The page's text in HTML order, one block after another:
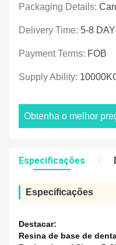
Packaging Details:
Delivery Time: 5-8
Payment Terms: FOB
Supply Ability:
Obtenha o melhor
Especificações
Especificações
Destacar:
Resina de base de